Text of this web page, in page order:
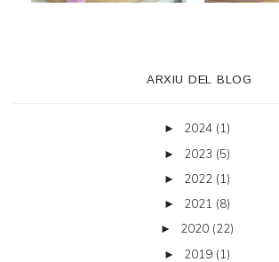
ARXIU DEL BLOG
► 2024 (1)
► 2023 (5)
► 2022 (1)
► 2021 (8)
► 2020 (22)
► 2019 (1)